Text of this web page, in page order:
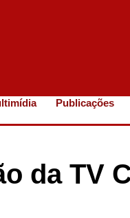
Publicações
da TV